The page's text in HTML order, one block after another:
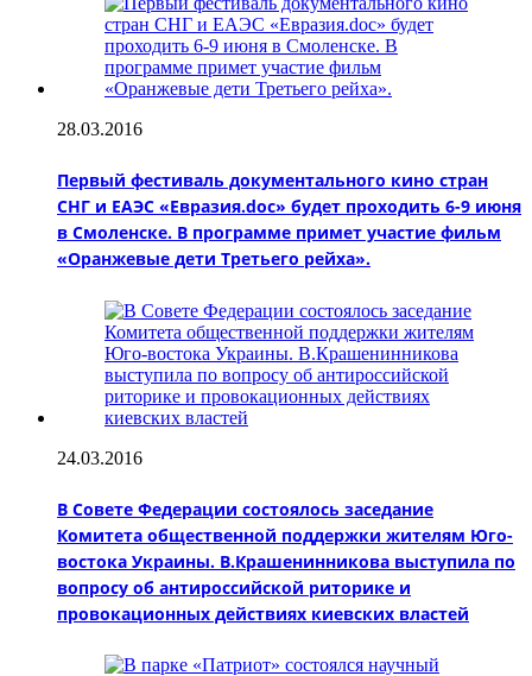
28.03.2016
Первый фестиваль документального кино стран
СНГ и ЕАЭС «Евразия.doc» будет проходить 6-9 июня
в Смоленске. В программе примет участие фильм
«Оранжевые дети Третьего рейха».
24.03.2016
В Совете Федерации состоялось заседание
Комитета общественной поддержки жителям Юго-
востока Украины. В.Крашенинникова выступила по
вопросу об антироссийской риторике и
провокационных действиях киевских властей